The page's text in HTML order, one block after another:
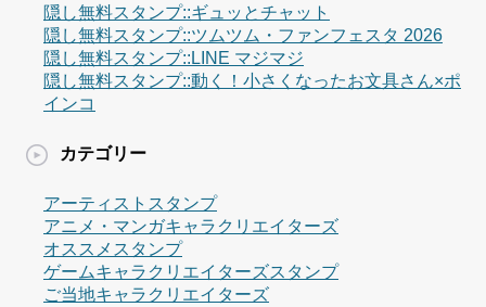
隠し無料スタンプ::ギュッとチャット
隠し無料スタンプ::ツムツム・ファンフェスタ 2026
隠し無料スタンプ::LINE マジマジ
隠し無料スタンプ::動く！小さくなったお文具さん×ポ
インコ
カテゴリー
アーティストスタンプ
アニメ・マンガキャラクリエイターズ
オススメスタンプ
ゲームキャラクリエイターズスタンプ
ご当地キャラクリエイターズ